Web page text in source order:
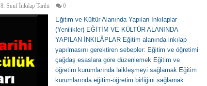
8. Sınıf İnkılap Tarihi 0
Eğitim ve Kültür Alanında Yapılan İnkılaplar
(Yenilikler) EĞİTİM VE KÜLTÜR ALANINDA
YAPILAN İNKILÂPLAR Eğitim alanında inkılap
yapılmasını gerektiren sebepler: Eğitim ve öğretimi
çağdaş esaslara göre düzenlemek Eğitim ve
öğretim kurumlarında laikleşmeyi sağlamak Eğitim
kurumlarında eğitim-öğretim birliğini sağlamak